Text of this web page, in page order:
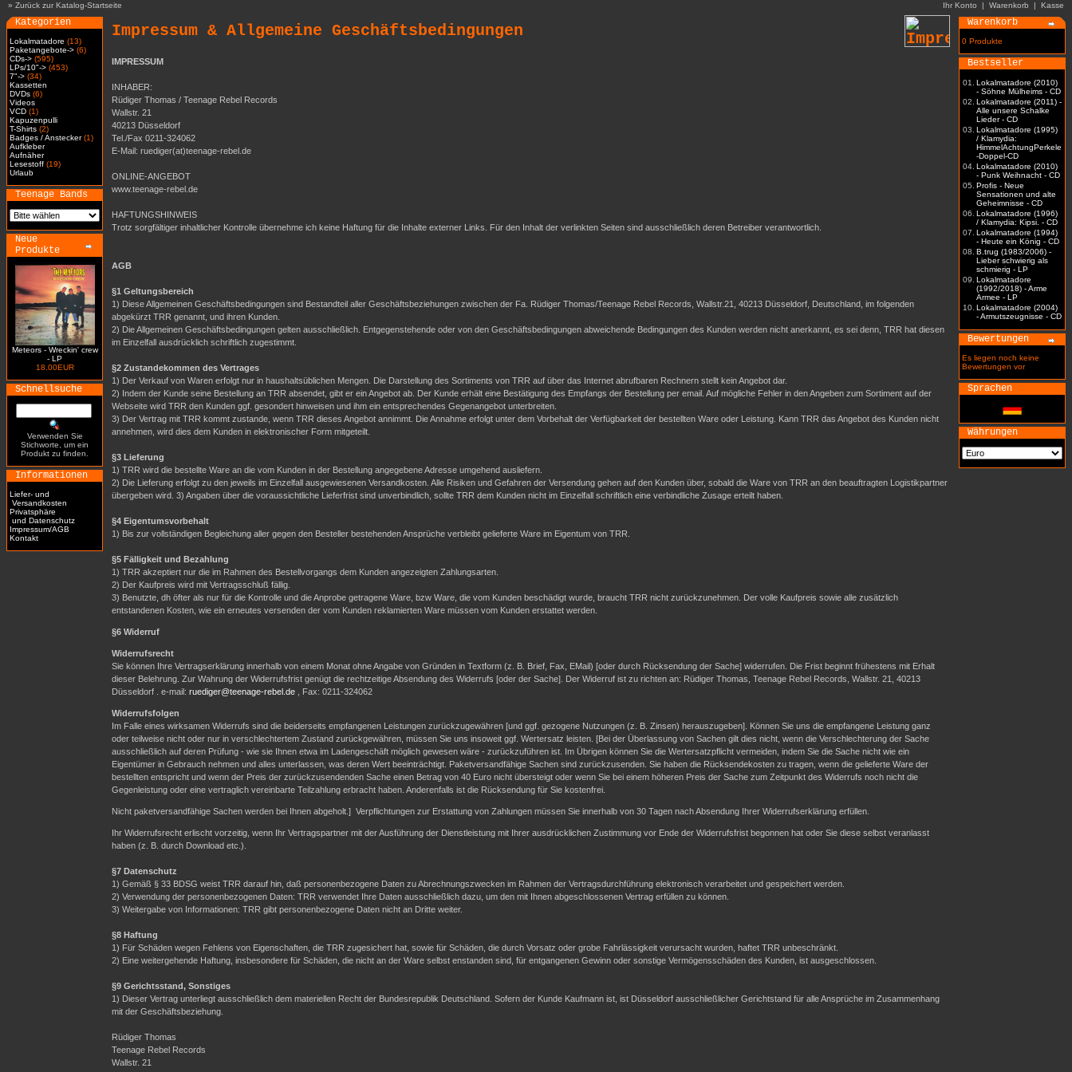
» Zurück zur Katalog-Startseite Ihr Konto | Warenkorb | Kasse
Kategorien
Lokalmatadore (13)
Paketangebote-> (6)
CDs-> (595)
LPs/10"-> (453)
7"-> (34)
Kassetten
DVDs (6)
Videos
VCD (1)
Kapuzenpulli
T-Shirts (2)
Badges / Anstecker(1)
Aufkleber
Aufnäher
Lesestoff (19)
Urlaub
Teenage Bands
Neue
Produkte
Meteors - Wreckin' crew
- LP
18.00EUR
Schnellsuche
Verwenden Sie
Stichworte, um ein
Produkt zu finden.
Informationen
Liefer- und
Versandkosten
Privatsphäre
und Datenschutz
Impressum/AGB
Kontakt
Impressum & Allgemeine Geschäftsbedingungen
IMPRESSUM
INHABER:
Rüdiger Thomas / Teenage Rebel Records
Wallstr. 21
40213 Düsseldorf
Tel./Fax 0211-324062
E-Mail: ruediger(at)teenage-rebel.de
ONLINE-ANGEBOT
www.teenage-rebel.de
HAFTUNGSHINWEIS
Trotz sorgfältiger inhaltlicher Kontrolle übernehme ich keine Haftung für die Inhalte externer Links. Für den Inhalt der verlinkten Seiten sind ausschließlich deren Betreiber verantwortlich.
AGB
§1 Geltungsbereich
1) Diese Allgemeinen Geschäftsbedingungen sind Bestandteil aller Geschäftsbeziehungen zwischen der Fa. Rüdiger Thomas/Teenage Rebel Records, Wallstr.21, 40213 Düsseldorf, Deutschland, im folgenden
abgekürzt TRR genannt, und ihren Kunden.
2) Die Allgemeinen Geschäftsbedingungen gelten ausschließlich. Entgegenstehende oder von den Geschäftsbedingungen abweichende Bedingungen des Kunden werden nicht anerkannt, es sei denn, TRR hat diesen
im Einzelfall ausdrücklich schriftlich zugestimmt.
§2 Zustandekommen des Vertrages
1) Der Verkauf von Waren erfolgt nur in haushaltsüblichen Mengen. Die Darstellung des Sortiments von TRR auf über das Internet abrufbaren Rechnern stellt kein Angebot dar.
2) Indem der Kunde seine Bestellung an TRR absendet, gibt er ein Angebot ab. Der Kunde erhält eine Bestätigung des Empfangs der Bestellung per email. Auf mögliche Fehler in den Angeben zum Sortiment auf der
Webseite wird TRR den Kunden ggf. gesondert hinweisen und ihm ein entsprechendes Gegenangebot unterbreiten.
3) Der Vertrag mit TRR kommt zustande, wenn TRR dieses Angebot annimmt. Die Annahme erfolgt unter dem Vorbehalt der Verfügbarkeit der bestellten Ware oder Leistung. Kann TRR das Angebot des Kunden nicht
annehmen, wird dies dem Kunden in elektronischer Form mitgeteilt.
§3 Lieferung
1) TRR wird die bestellte Ware an die vom Kunden in der Bestellung angegebene Adresse umgehend ausliefern.
2) Die Lieferung erfolgt zu den jeweils im Einzelfall ausgewiesenen Versandkosten. Alle Risiken und Gefahren der Versendung gehen auf den Kunden über, sobald die Ware von TRR an den beauftragten Logistikpartner
übergeben wird. 3) Angaben über die voraussichtliche Lieferfrist sind unverbindlich, sollte TRR dem Kunden nicht im Einzelfall schriftlich eine verbindliche Zusage erteilt haben.
§4 Eigentumsvorbehalt
1) Bis zur vollständigen Begleichung aller gegen den Besteller bestehenden Ansprüche verbleibt gelieferte Ware im Eigentum von TRR.
§5 Fälligkeit und Bezahlung
1) TRR akzeptiert nur die im Rahmen des Bestellvorgangs dem Kunden angezeigten Zahlungsarten.
2) Der Kaufpreis wird mit Vertragsschluß fällig.
3) Benutzte, dh öfter als nur für die Kontrolle und die Anprobe getragene Ware, bzw Ware, die vom Kunden beschädigt wurde, braucht TRR nicht zurückzunehmen. Der volle Kaufpreis sowie alle zusätzlich
entstandenen Kosten, wie ein erneutes versenden der vom Kunden reklamierten Ware müssen vom Kunden erstattet werden.
§6 Widerruf
Widerrufsrecht
Sie können Ihre Vertragserklärung innerhalb von einem Monat ohne Angabe von Gründen in Textform (z. B. Brief, Fax, E­Mail) [oder durch Rücksendung der Sache] widerrufen. Die Frist beginnt frühestens mit Erhalt
dieser Belehrung. Zur Wahrung der Widerrufsfrist genügt die rechtzeitige Absendung des Widerrufs [oder der Sache]. Der Widerruf ist zu richten an: Rüdiger Thomas, Teenage Rebel Records, Wallstr. 21, 40213
Düsseldorf . e-mail: ruediger@teenage-rebel.de , Fax: 0211-324062
Widerrufsfolgen
Im Falle eines wirksamen Widerrufs sind die beiderseits empfangenen Leistungen zurückzugewähren [und ggf. gezogene Nutzungen (z. B. Zinsen) herauszugeben]. Können Sie uns die empfangene Leistung ganz
oder teilweise nicht oder nur in verschlechtertem Zustand zurückgewähren, müssen Sie uns insoweit ggf. Wertersatz leisten. [Bei der Überlassung von Sachen gilt dies nicht, wenn die Verschlechterung der Sache
ausschließlich auf deren Prüfung - wie sie Ihnen etwa im Ladengeschäft möglich gewesen wäre - zurückzuführen ist. Im Übrigen können Sie die Wertersatzpflicht vermeiden, indem Sie die Sache nicht wie ein
Eigentümer in Gebrauch nehmen und alles unterlassen, was deren Wert beeinträchtigt. Paketversandfähige Sachen sind zurückzusenden. Sie haben die Rücksendekosten zu tragen, wenn die gelieferte Ware der
bestellten entspricht und wenn der Preis der zurückzusendenden Sache einen Betrag von 40 Euro nicht übersteigt oder wenn Sie bei einem höheren Preis der Sache zum Zeitpunkt des Widerrufs noch nicht die
Gegenleistung oder eine vertraglich vereinbarte Teilzahlung erbracht haben. Anderenfalls ist die Rücksendung für Sie kostenfrei.
Nicht paketversandfähige Sachen werden bei Ihnen abgeholt.] Verpflichtungen zur Erstattung von Zahlungen müssen Sie innerhalb von 30 Tagen nach Absendung Ihrer Widerrufserklärung erfüllen.
Ihr Widerrufsrecht erlischt vorzeitig, wenn Ihr Vertragspartner mit der Ausführung der Dienstleistung mit Ihrer ausdrücklichen Zustimmung vor Ende der Widerrufsfrist begonnen hat oder Sie diese selbst veranlasst
haben (z. B. durch Download etc.).
§7 Datenschutz
1) Gemäß § 33 BDSG weist TRR darauf hin, daß personenbezogene Daten zu Abrechnungszwecken im Rahmen der Vertragsdurchführung elektronisch verarbeitet und gespeichert werden.
2) Verwendung der personenbezogenen Daten: TRR verwendet Ihre Daten ausschließlich dazu, um den mit Ihnen abgeschlossenen Vertrag erfüllen zu können.
3) Weitergabe von Informationen: TRR gibt personenbezogene Daten nicht an Dritte weiter.
§8 Haftung
1) Für Schäden wegen Fehlens von Eigenschaften, die TRR zugesichert hat, sowie für Schäden, die durch Vorsatz oder grobe Fahrlässigkeit verursacht wurden, haftet TRR unbeschränkt.
2) Eine weitergehende Haftung, insbesondere für Schäden, die nicht an der Ware selbst enstanden sind, für entgangenen Gewinn oder sonstige Vermögensschäden des Kunden, ist ausgeschlossen.
§9 Gerichtsstand, Sonstiges
1) Dieser Vertrag unterliegt ausschließlich dem materiellen Recht der Bundesrepublik Deutschland. Sofern der Kunde Kaufmann ist, ist Düsseldorf ausschließlicher Gerichtstand für alle Ansprüche im Zusammenhang
mit der Geschäftsbeziehung.
Rüdiger Thomas
Teenage Rebel Records
Wallstr. 21
Warenkorb
0 Produkte
Bestseller
01.
Lokalmatadore (2010)
- Söhne Mülheims - CD
02. Lokalmatadore (2011) -
Alle unsere Schalke
Lieder - CD
03. Lokalmatadore (1995)
/ Klamydia:
HimmelAchtungPerkele
-Doppel-CD
04. Lokalmatadore (2010)
- Punk Weihnacht - CD
05. Profis - Neue
Sensationen und alte
Geheimnisse - CD
06. Lokalmatadore (1996)
/ Klamydia: Kipsi. - CD
07. Lokalmatadore (1994)
- Heute ein König - CD
08. B.trug (1983/2006) -
Lieber schwierig als
schmierig - LP
09. Lokalmatadore
(1992/2018) - Arme
Armee - LP
10. Lokalmatadore (2004)
- Armutszeugnisse - CD
Bewertungen
Es liegen noch keine
Bewertungen vor
Sprachen
Währungen